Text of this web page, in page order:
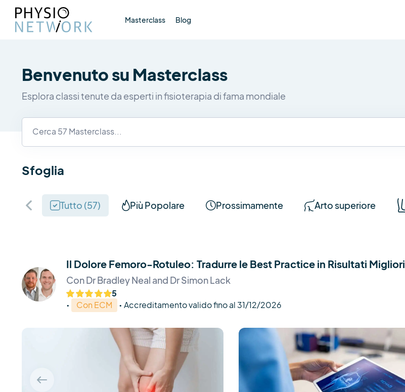
Masterclass Blog
Benvenuto su Masterclass
Esplora classi tenute da esperti in fisioterapia di fama mondiale
Sfoglia
Tutto (57) Più Popolare Prossimamente Arto superiore
Il Dolore Femoro-Rotuleo: Tradurre le Best Practice in Risultati Migliori
Con Dr Bradley Neal and Dr Simon Lack
5
• Con ECM • Accreditamento valido fino al 31/12/2026